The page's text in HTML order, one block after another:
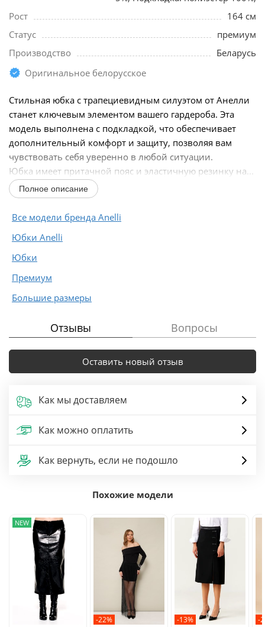
Рост
164 см
Статус
премиум
Производство
Беларусь
Оригинальное белорусское
Стильная юбка с трапециевидным силуэтом от Анелли
станет ключевым элементом вашего гардероба. Эта
модель выполнена с подкладкой, что обеспечивает
дополнительный комфорт и защиту, позволяя вам
чувствовать себя уверенно в любой ситуации.
Юбка имеет притачной пояс и эластичную резинку на...
Полное описание
Все модели бренда Anelli
Юбки Anelli
Юбки
Премиум
Большие размеры
Отзывы Вопросы
Оставить новый отзыв
Как мы доставляем
Как можно оплатить
Как вернуть, если не подошло
Похожие модели
NEW
-22% -13% -